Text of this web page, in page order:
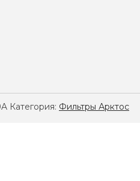
Категория: Фильтры Арктос